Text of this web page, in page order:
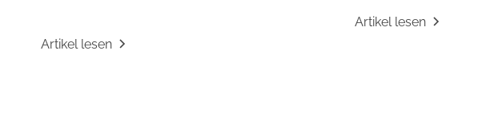
Artikel lesen
Artikel lesen